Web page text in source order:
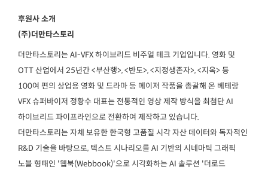
후원사 소개
(주)더만타스토리
더만타스토리는 AI-VFX 하이브리드 비주얼 테크 기업입니다. 영화 및
OTT 산업에서 25년간 <부산행>, <반도>, <지정생존자>, <지옥> 등
100여 편의 상업용 영화 및 드라마 등 메이저 작품을 총괄해 온 베테랑
VFX 슈퍼바이저 정황수 대표는 전통적인 영상 제작 방식을 최첨단 AI
하이브리드 파이프라인으로 전환하여 제작하고 있습니다.
더만타스토리는 자체 보유한 한국형 고품질 시각 자산 데이터와 독자적인
R&D 기술을 바탕으로, 텍스트 시나리오를 AI 기반의 시네마틱 그래픽
노블 형태인 '웹북(Webbook)'으로 시각화하는 AI 솔루션 '더로드